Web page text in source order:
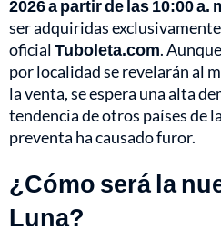
2026 a partir de las 10:00 a.
ser adquiridas
oficialTuboleta.com.
por localidad se revelarán al
la venta, se espera una alta
tendencia de otros países de
preventa ha causado furor.
¿Cómo será la
Luna?